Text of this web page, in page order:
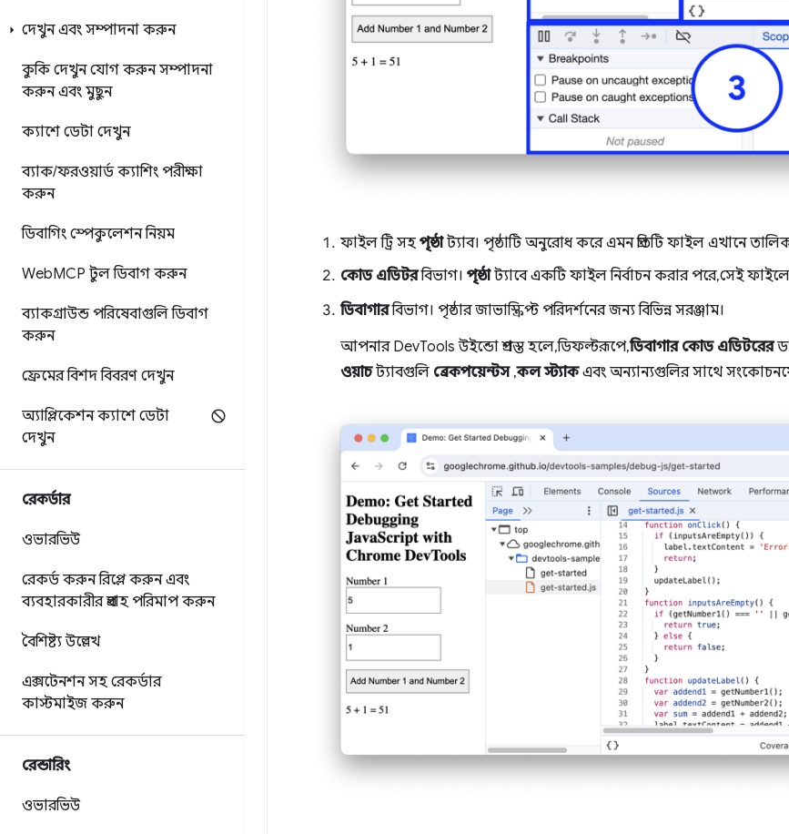
দেখুন এবং সম্পাদনা করুন
কুকি দেখুনযোগ করুনসম্পাদনা
করুন এবং মুছুন
ক্যাশে ডেটা দেখুন
ব্যাক/ফরওয়ার্ড ক্যাশিং পরীক্ষা
করুন
ডিবাগিং স্পেকুলেশন নিয়ম
WebMCP টুল ডিবাগ করুন
ব্যাকগ্রাউন্ড পরিষেবাগুলি ডিবাগ
করুন
ফ্রেমের বিশদ বিবরণ দেখুন
অ্যাপ্লিকেশন ক্যাশে ডেটা
দেখুন
রেকর্ডার
ওভারভিউ
রেকর্ড করুনরিপ্লে করুন এবং
ব্যবহারকারীর প্রবাহ পরিমাপ করুন
বৈশিষ্ট্য উল্লেখ
এক্সটেনশন সহ রেকর্ডার
কাস্টমাইজ করুন
রেন্ডারিং
ওভারভিউ
ফাইল ট্রি সহ পৃষ্ঠাট্যাব। পৃষ্ঠাটি অনুরোধ করে এমন প্রতিটি ফাইল এখানে
কোড এডিটরবিভাগ। পৃষ্ঠাট্যাবে একটি ফাইল নির্বাচন করার পরে, সেই ফাইলের
ডিবাগারবিভাগ। পৃষ্ঠার জাভাস্ক্রিপ্ট পরিদর্শনের জন্য বিভিন্ন সরঞ্জাম।
আপনার DevTools উইন্ডো প্রশস্ত হলে, ডিফল্টরূপে,ডিবাগার কোড এডিটরের
ওয়াচট্যাবগুলি ব্রেকপয়েন্টস,কল স্ট্যাকএবং অন্যান্যগুলির সাথে